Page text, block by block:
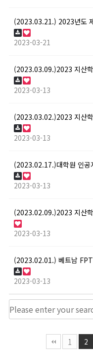
(2023.03.21.) 2023년도
2023-03-21
(2023.03.09.)2023 지산
2023-03-13
(2023.03.02.)2023 지산
2023-03-13
(2023.02.17.)대학원 인공
2023-03-13
(2023.02.09.)2023 지산
2023-03-13
(2023.02.01.) 베트남
2023-03-13
1 2